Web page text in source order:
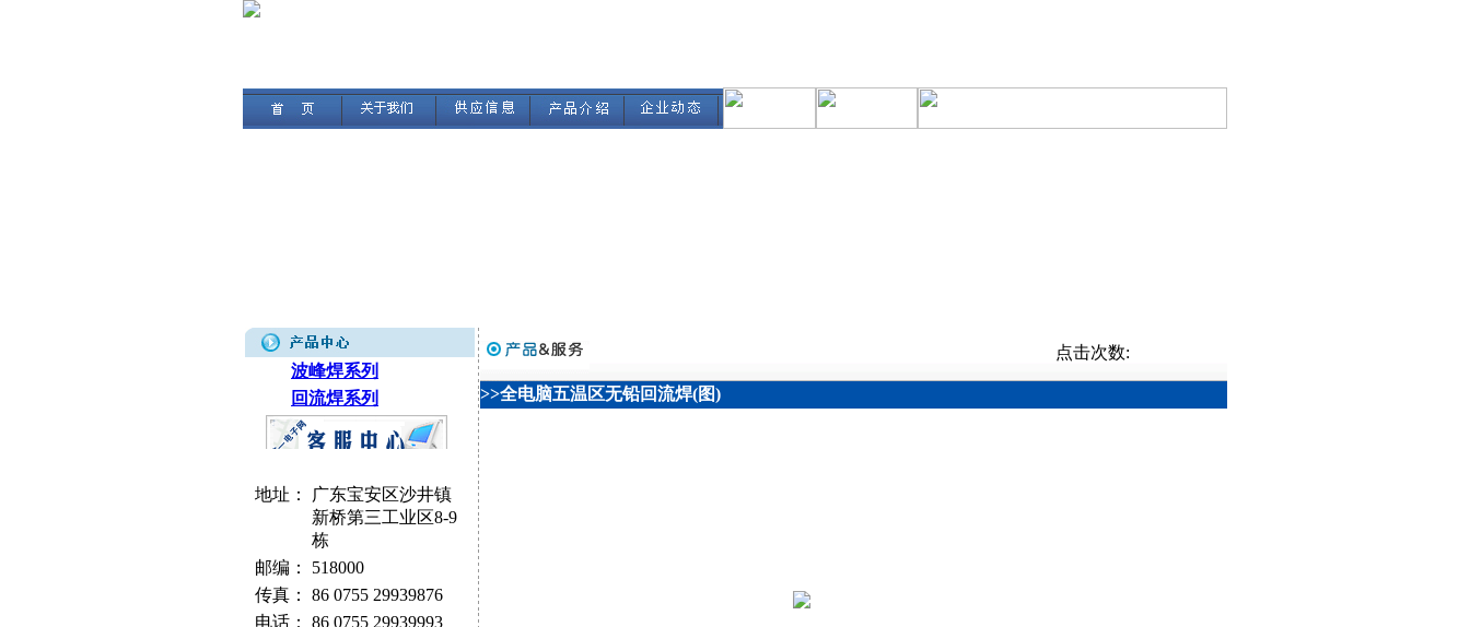
波峰焊系列
回流焊系列
地址：
广东宝安区沙井镇
新桥第三工业区8-9
栋
邮编：
518000
传真：
86 0755 29939876
电话：
86 0755 29939993
点击次数:
>>全电脑五温区无铅回流焊(图)